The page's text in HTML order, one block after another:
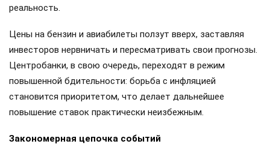
реальность.
Цены на бензин и авиабилеты ползут вверх, заставляя
инвесторов нервничать и пересматривать свои прогнозы.
Центробанки, в свою очередь, переходят в режим
повышенной бдительности: борьба с инфляцией
становится приоритетом, что делает дальнейшее
повышение ставок практически неизбежным.
Закономерная цепочка событий